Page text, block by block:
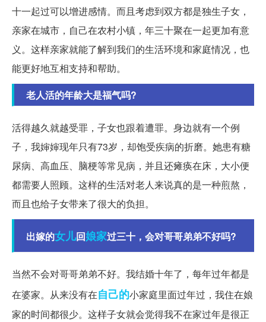
十一起过可以增进感情。而且考虑到双方都是独生子女，
亲家在城市，自己在农村小镇，年三十聚在一起更加有意
义。这样亲家就能了解到我们的生活环境和家庭情况，也
能更好地互相支持和帮助。
老人活的年龄大是福气吗?
活得越久就越受罪，子女也跟着遭罪。身边就有一个例
子，我婶婶现年只有73岁，却饱受疾病的折磨。她患有糖
尿病、高血压、脑梗等常见病，并且还瘫痪在床，大小便
都需要人照顾。这样的生活对老人来说真的是一种煎熬，
而且也给子女带来了很大的负担。
出嫁的女儿回娘家过三十，会对哥哥弟弟不好吗?
当然不会对哥哥弟弟不好。我结婚十年了，每年过年都是
在婆家。从来没有在自己的小家庭里面过年过，我住在娘
家的时间都很少。这样子女就会觉得我不在家过年是很正